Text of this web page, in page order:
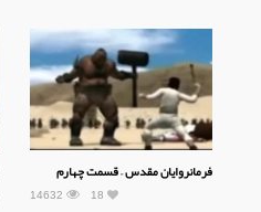
فرمانروایان مقدس – قسمت چهارم
14632 18